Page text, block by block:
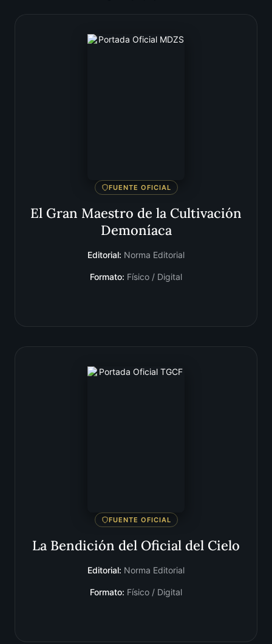
FUENTE OFICIAL
El Gran Maestro de la Cultivación
Demoníaca
Editorial: Norma Editorial
Formato: Físico / Digital
FUENTE OFICIAL
La Bendición del Oficial del Cielo
Editorial: Norma Editorial
Formato: Físico / Digital